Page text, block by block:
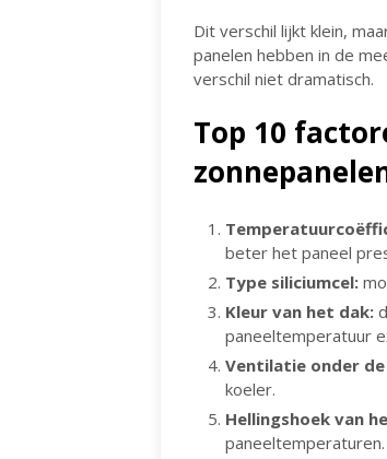
Dit verschil lijkt klein,
panelen hebben in de
verschil niet dramatisch.
Top 10
beter het paneel
Type siliciumcel:
Kleur van het dak:
paneeltemperatuur
Ventilatie onder de
koeler.
Hellingshoek van
paneeltemperaturen.